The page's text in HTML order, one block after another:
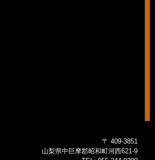
〒 409-3851
山梨県中巨摩郡昭和町河西621-9